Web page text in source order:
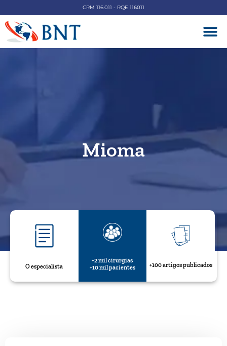
CRM 116.011 - RQE 116011
Mioma
O especialista
+2 mil cirurgias
+10 mil pacientes
+100 artigos publicados